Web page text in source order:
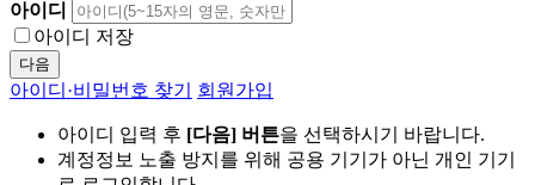
아이디
아이디 저장
다음
아이디·비밀번호 찾기 회원가입
아이디 입력 후 [다음] 버튼을 선택하시기 바랍니다.
계정정보 노출 방지를 위해 공용 기기가 아닌 개인 기기